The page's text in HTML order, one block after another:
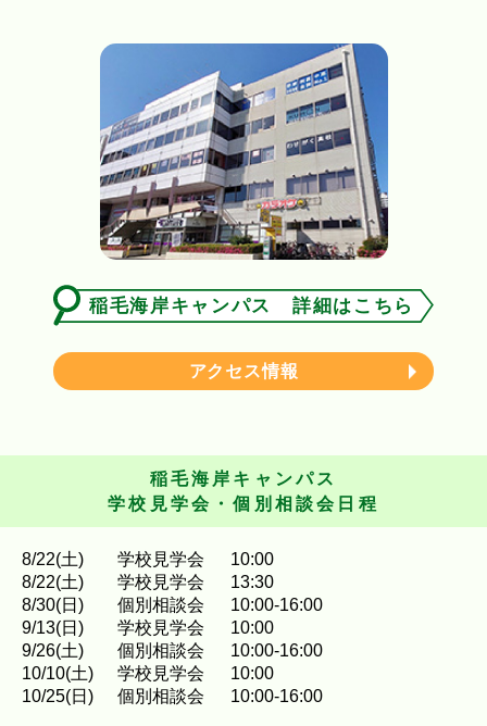
稲毛海岸キャンパス 詳細はこちら
アクセス情報
稲毛海岸キャンパス
学校見学会・個別相談会日程
8/22(土) 学校見学会
10:00
8/22(土) 学校見学会
13:30
8/30(日) 個別相談会
10:00-16:00
9/13(日) 学校見学会
10:00
9/26(土) 個別相談会
10:00-16:00
10/10(土) 学校見学会
10:00
10/25(日) 個別相談会 10:00-16:00